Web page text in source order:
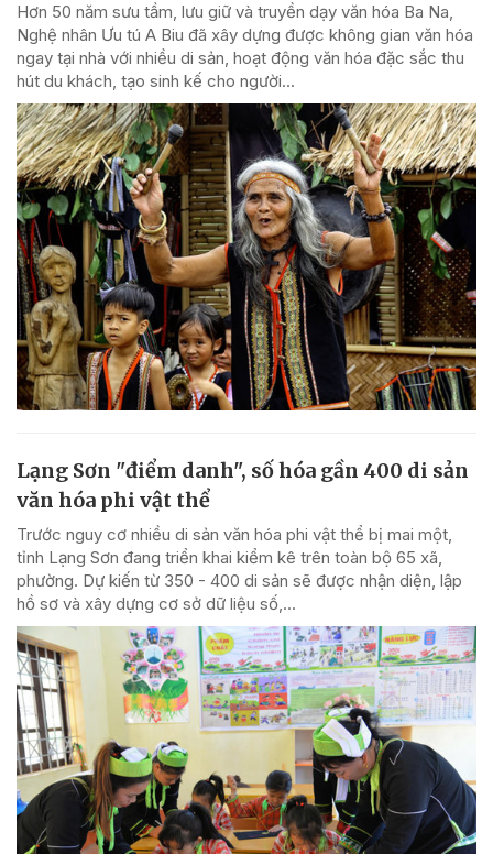
Hơn 50 năm sưu tầm, lưu giữ và truyền dạy văn hóa Ba Na,
Nghệ nhân Ưu tú A Biu đã xây dựng được không gian văn hóa
ngay tại nhà với nhiều di sản, hoạt động văn hóa đặc sắc thu
hút du khách, tạo sinh kế cho người...
Lạng Sơn "điểm danh", số hóa gần 400 di sản
văn hóa phi vật thể
Trước nguy cơ nhiều di sản văn hóa phi vật thể bị mai một,
tỉnh Lạng Sơn đang triển khai kiểm kê trên toàn bộ 65 xã,
phường. Dự kiến từ 350 - 400 di sản sẽ được nhận diện, lập
hồ sơ và xây dựng cơ sở dữ liệu số,...